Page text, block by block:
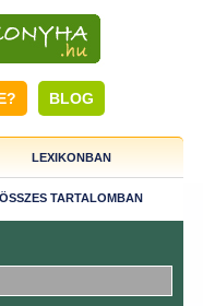
BLOG
LEXIKONBAN
ÖSSZES TARTALOMBAN